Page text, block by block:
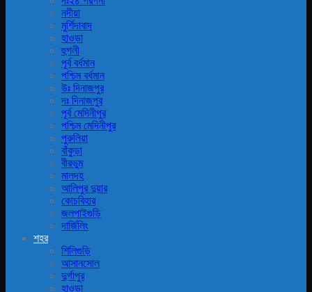
নদীয়া
মুর্শিদাবাদ
হাওড়া
হুগলী
পূর্ব বর্ধমান
পশ্চিম বর্ধমান
উঃ দিনাজপুর
দঃ দিনাজপুর
পূর্ব মেদিনীপুর
পশ্চিম মেদিনীপুর
পুরুলিয়া
বাঁকুড়া
বীরভুম
মালদহ
আলিপুর দুয়ার
কোচবিহার
জলপাইগুড়ি
দার্জিলিং
শহর
শিলিগুড়ি
আসানসোল
দুর্গাপুর
হাওড়া